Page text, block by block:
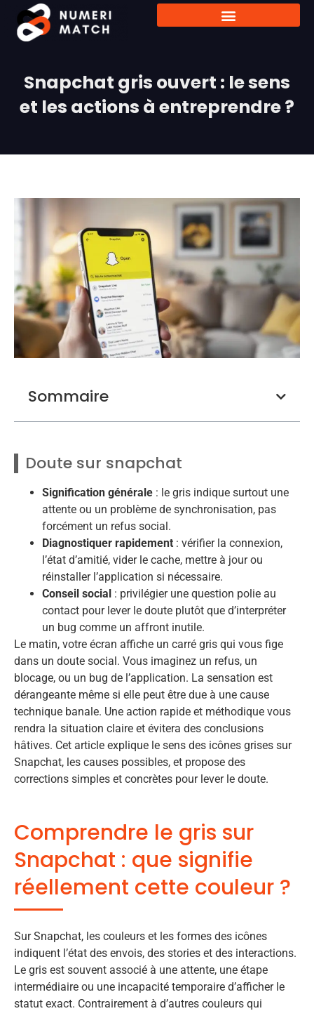
Snapchat gris ouvert : le sens
et les actions à entreprendre ?
Sommaire
Doute sur snapchat
Signification générale : le gris indique surtout une
attente ou un problème de synchronisation, pas
forcément un refus social.
Diagnostiquer rapidement : vérifier la connexion,
l’état d’amitié, vider le cache, mettre à jour ou
réinstaller l’application si nécessaire.
Conseil social : privilégier une question polie au
contact pour lever le doute plutôt que d’interpréter
un bug comme un affront inutile.
Le matin, votre écran affiche un carré gris qui vous fige
dans un doute social. Vous imaginez un refus, un
blocage, ou un bug de l’application. La sensation est
dérangeante même si elle peut être due à une cause
technique banale. Une action rapide et méthodique vous
rendra la situation claire et évitera des conclusions
hâtives. Cet article explique le sens des icônes grises sur
Snapchat, les causes possibles, et propose des
corrections simples et concrètes pour lever le doute.
Comprendre le gris sur
Snapchat : que signifie
réellement cette couleur ?
Sur Snapchat, les couleurs et les formes des icônes
indiquent l’état des envois, des stories et des interactions.
Le gris est souvent associé à une attente, une étape
intermédiaire ou une incapacité temporaire d’afficher le
statut exact. Contrairement à d’autres couleurs qui